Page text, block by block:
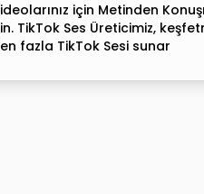
için Metinden
TikTok Ses Üreticimiz,
fazla TikTok Sesi sunar